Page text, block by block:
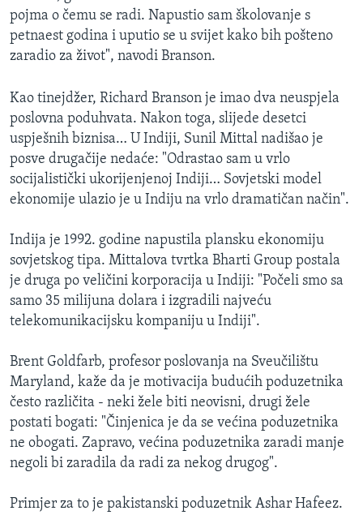
IZBJEGLIČKA STRANA
MAGAZIN
Learning English
PRATITE NAS
Jezici
pojma o čemu se radi. Napustio sam školovanje s
petnaest godina i uputio se u svijet kako bih pošteno
zaradio za život", navodi Branson.
Kao tinejdžer, Richard Branson je imao dva neuspjela
poslovna poduhvata. Nakon toga, slijede desetci
uspješnih biznisa… U Indiji, Sunil Mittal nadišao je
posve drugačije nedaće: "Odrastao sam u vrlo
socijalistički ukorijenjenoj Indiji… Sovjetski model
ekonomije ulazio je u Indiju na vrlo dramatičan način".
Indija je 1992. godine napustila plansku ekonomiju
sovjetskog tipa. Mittalova tvrtka Bharti Group postala
je druga po veličini korporacija u Indiji: "Počeli smo sa
samo 35 milijuna dolara i izgradili najveću
telekomunikacijsku kompaniju u Indiji".
Brent Goldfarb, profesor poslovanja na Sveučilištu
Maryland, kaže da je motivacija budućih poduzetnika
često različita - neki žele biti neovisni, drugi žele
postati bogati: "Činjenica je da se većina poduzetnika
ne obogati. Zapravo, većina poduzetnika zaradi manje
negoli bi zaradila da radi za nekog drugog".
Primjer za to je pakistanski poduzetnik Ashar Hafeez.